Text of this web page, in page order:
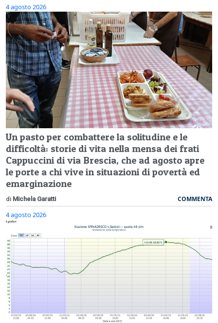
4 agosto 2026
Un pasto per combattere la solitudine e le
difficoltà: storie di vita nella mensa dei frati
Cappuccini di via Brescia, che ad agosto apre
le porte a chi vive in situazioni di povertà ed
emarginazione
di Michela Garatti COMMENTA
4 agosto 2026